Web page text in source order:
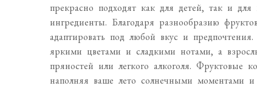
прекрасно подходят как для детей, так и
ингредиенты. Благодаря разнообразию
адаптировать под любой вкус и
яркими цветами и сладкими нотами, а
пряностей или легкого алкоголя. Фруктовые
наполняя ваше лето солнечными моментами